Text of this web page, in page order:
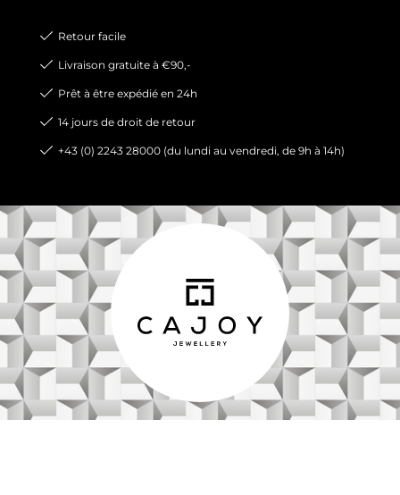
Retour facile
Livraison gratuite à €90,-
Prêt à être expédié en 24h
14 jours de droit de retour
+43 (0) 2243 28000 (du lundi au vendredi, de 9h à 14h)